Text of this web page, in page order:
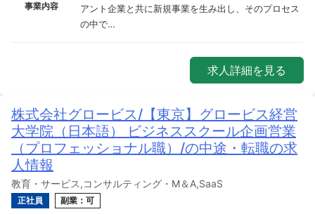
事業内容
アント企業と共に新規事業を生み出し、そのプロセス
の中で…
求人詳細を見る
株式会社グロービス/【東京】グロービス経営
大学院（日本語） ビジネススクール企画営業
（プロフェッショナル職）/の中途・転職の求
人情報
教育・サービス,コンサルティング・M＆A,SaaS
正社員 副業：可